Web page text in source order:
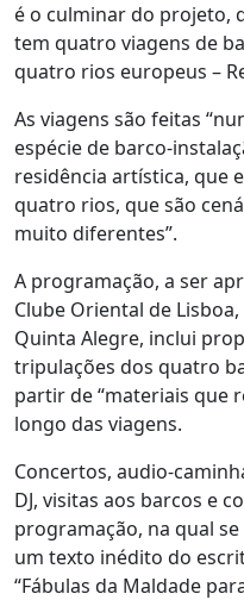
é o culminar do projeto,
tem quatro viagens de
quatro rios europeus –
As viagens são feitas
espécie de barco-
residência artística, que
quatro rios, que são
muito diferentes”.
A programação, a ser
Clube Oriental de
Quinta Alegre, inclui
tripulações dos quatro
partir de “materiais que
longo das viagens.
Concertos, audio-
DJ, visitas aos barcos e
programação, na qual
um texto inédito do
“Fábulas da Maldade